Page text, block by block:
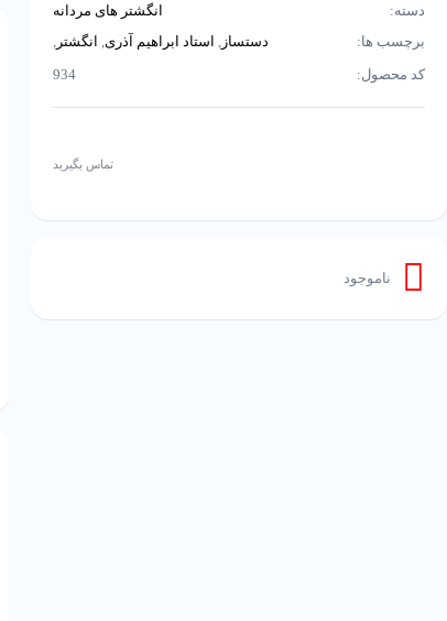
دسته:
انگشتر های مردانه
برچسب ها:
دستساز, استاد ابراهیم آذری, انگشتر,
فیروزه کد محصول: 934
تماس بگیرید
ناموجود